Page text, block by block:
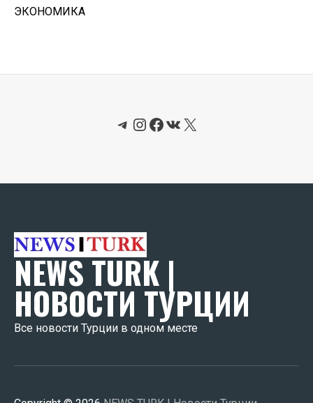
ЭКОНОМИКА
Telegram
Instagram
Facebook
ВКонтакте
X
NEWS TURK |
НОВОСТИ ТУРЦИИ
Все новости Турции в одном месте